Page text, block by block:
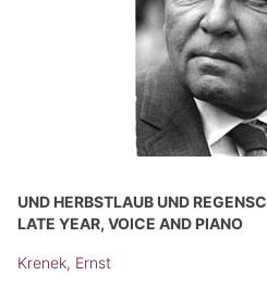
UND HERBSTLAUB UND
LATE YEAR, VOICE AND PIANO
Krenek, Ernst